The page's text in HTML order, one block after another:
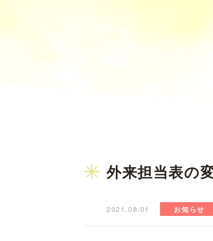
外来担当表の
2021.08.01 お知らせ